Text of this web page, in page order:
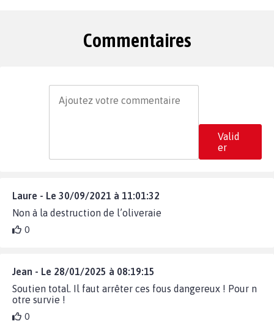
Commentaires
Valid
er
Laure - Le 30/09/2021 à 11:01:32
Non à la destruction de l’oliveraie
0
Jean - Le 28/01/2025 à 08:19:15
Soutien total. Il faut arrêter ces fous dangereux ! Pour n
otre survie !
0